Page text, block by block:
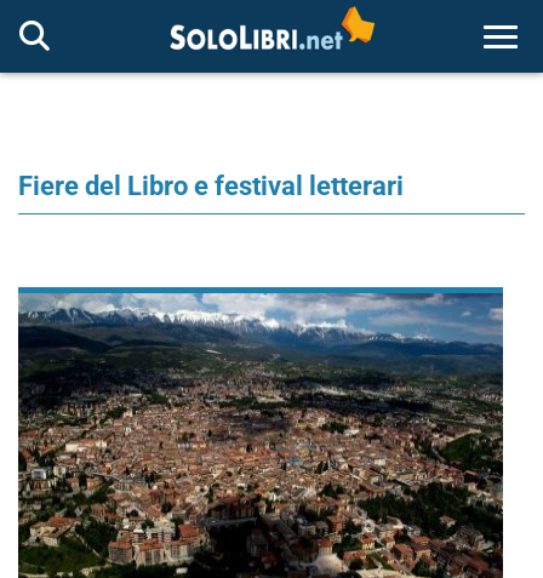
Fiere del Libro e festival letterari